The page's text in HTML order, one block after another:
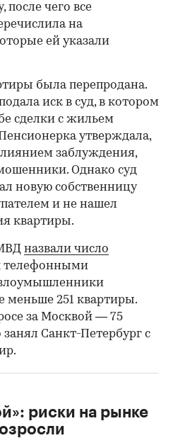
после чего все
на
ей указали
была перепродана.
иск в суд, в котором
сделки с жильем
утверждала,
заблуждения,
Однако суд
новую собственницу
и не нашел
квартиры.
назвали число
телефонными
меньше 251 квартиры.
за Москвой — 75
занял Санкт-Петербург с
риски на рынке